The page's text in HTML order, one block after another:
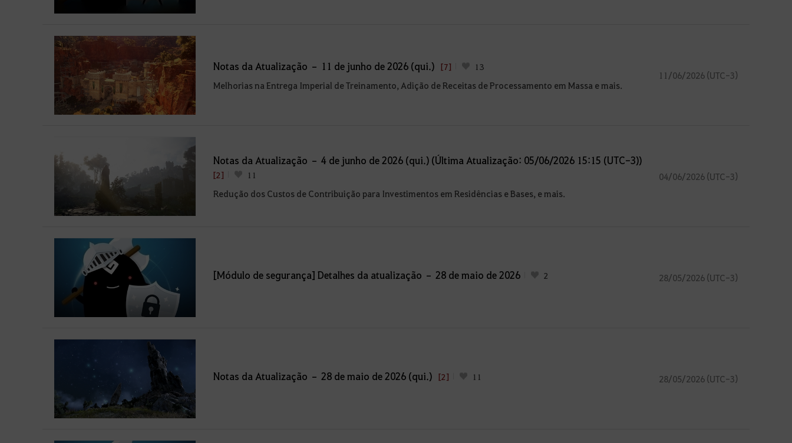
Notas da Atualização – 11 de junho de 2026 (qui.) [7] 13
Melhorias na Entrega Imperial de Treinamento, Adição de Receitas de Processamento em Massa e mais.
11/06/2026 (UTC-3)
Notas da Atualização – 4 de junho de 2026 (qui.) (Última Atualização: 05/06/2026 15:15 (UTC-3))
[2] 11
Redução dos Custos de Contribuição para Investimentos em Residências e Bases, e mais.
04/06/2026 (UTC-3)
[Módulo de segurança] Detalhes da atualização – 28 de maio de 2026 2 28/05/2026 (UTC-3)
Notas da Atualização – 28 de maio de 2026 (qui.) [2] 11 28/05/2026 (UTC-3)